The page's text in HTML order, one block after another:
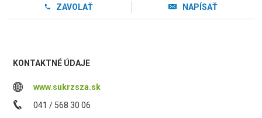
ZAVOLAŤ NAPÍSAŤ
KONTAKTNÉ ÚDAJE
www.sukrzsza.sk
041 / 568 30 06